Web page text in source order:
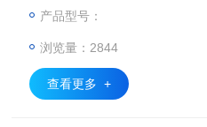
产品型号：
浏览量：2844
查看更多 +